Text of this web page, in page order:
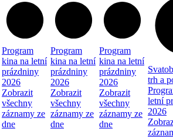
Program
kina na letní
prázdniny
2026
Zobrazit
všechny
záznamy ze
dne
Program
kina na letní
prázdniny
2026
Zobrazit
všechny
záznamy ze
dne
Program
kina na letní
prázdniny
2026
Zobrazit
všechny
záznamy ze
dne
trh a
letní
2026